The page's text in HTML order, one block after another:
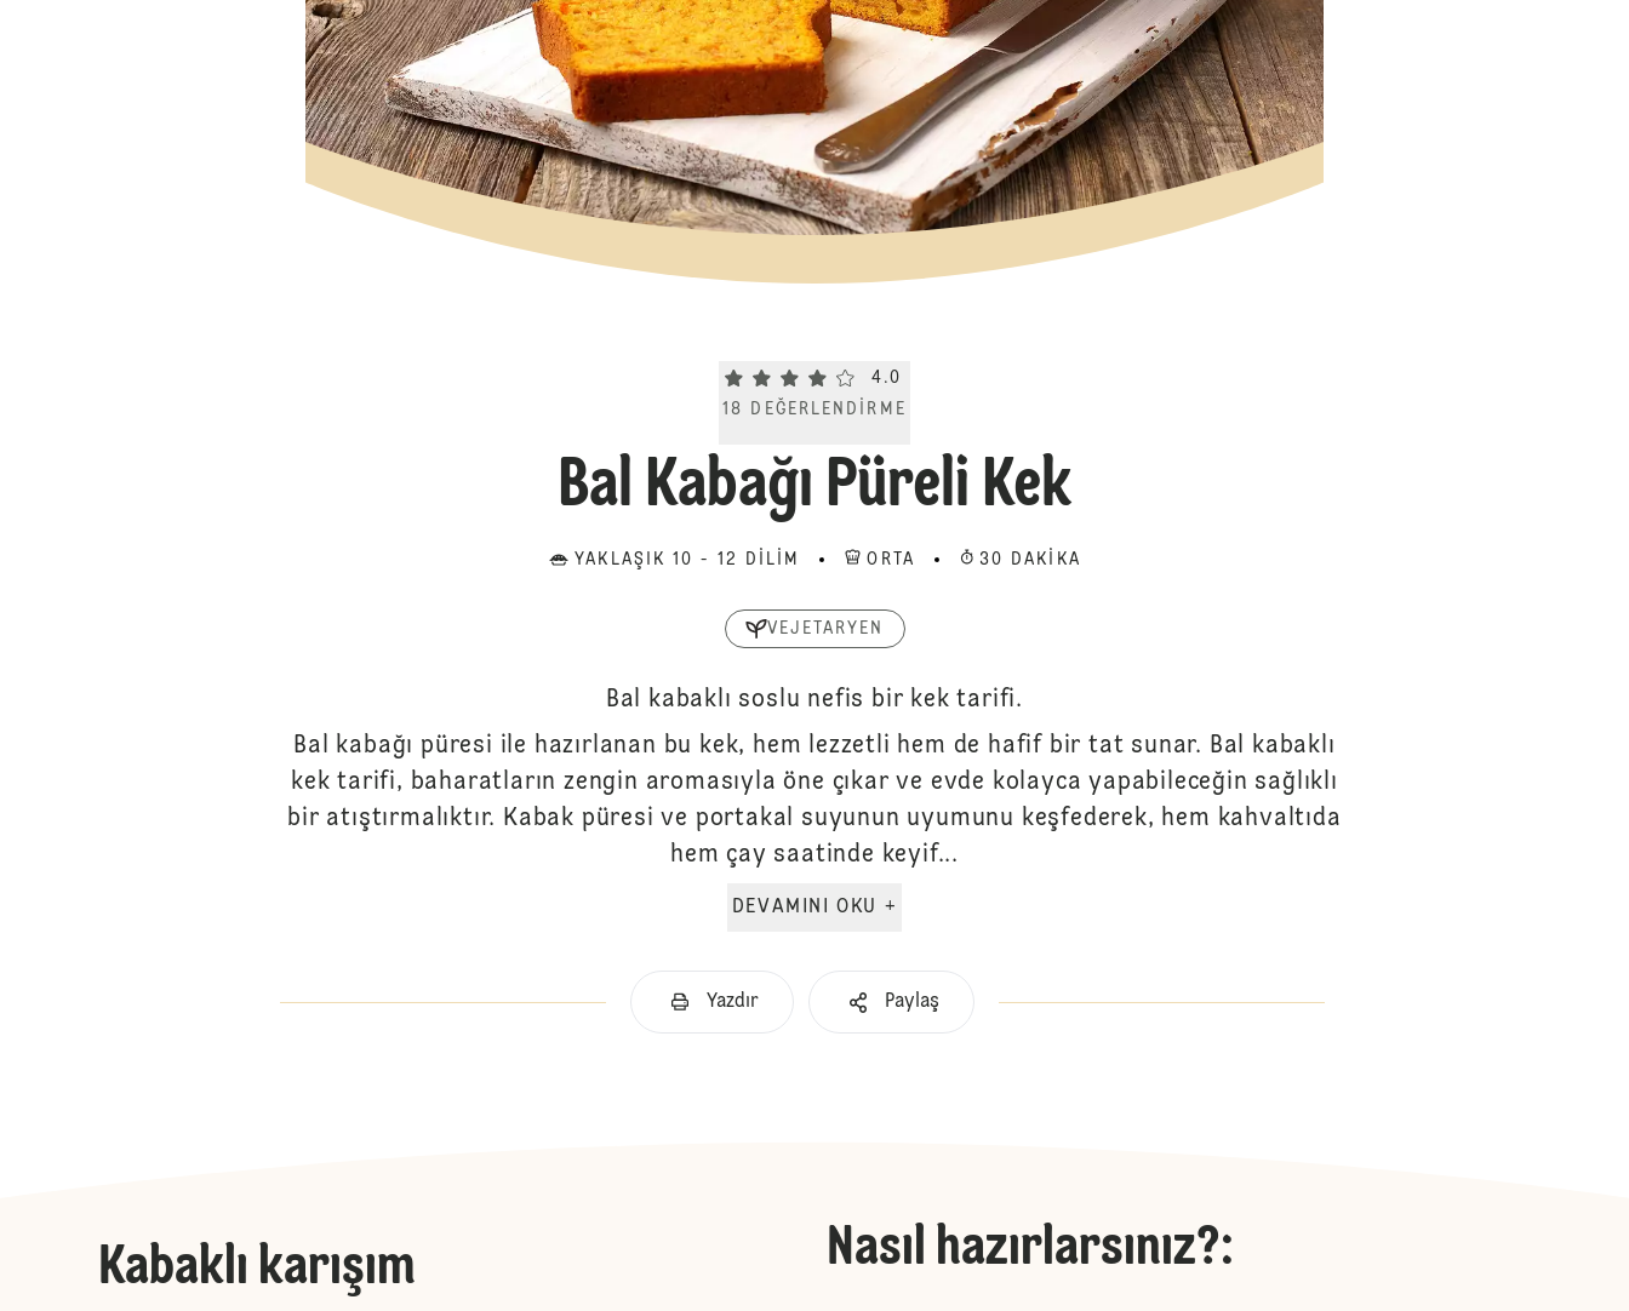
Current rating 4.0. Click to rate.
4.0
18
DEĞERLENDIRME
Bal Kabağı Püreli Kek
YAKLAŞIK 10 - 12 DILIM ORTA 30 DAKIKA
VEJETARYEN
Bal kabaklı soslu nefis bir kek tarifi.
Bal kabağı püresi ile hazırlanan bu kek, hem lezzetli hem de hafif bir tat sunar. Bal kabaklı
kek tarifi, baharatların zengin aromasıyla öne çıkar ve evde kolayca yapabileceğin sağlıklı
bir atıştırmalıktır. Kabak püresi ve portakal suyunun uyumunu keşfederek, hem kahvaltıda
hem çay saatinde keyif...
DEVAMINI OKU +
Yazdır Paylaş
Kabaklı karışım Nasıl hazırlarsınız?: